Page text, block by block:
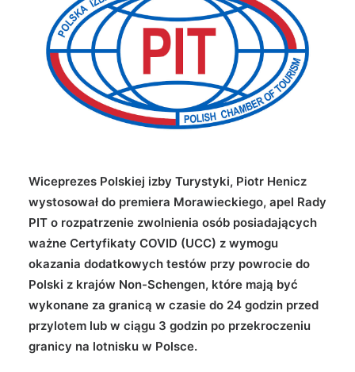
Wyszukiwanie
Wiceprezes Polskiej izby Turystyki, Piotr Henicz
wystosował do premiera Morawieckiego, apel Rady
PIT o rozpatrzenie zwolnienia osób posiadających
ważne Certyfikaty COVID (UCC) z wymogu
okazania dodatkowych testów przy powrocie do
Polski z krajów Non-Schengen, które mają być
wykonane za granicą w czasie do 24 godzin przed
przylotem lub w ciągu 3 godzin po przekroczeniu
granicy na lotnisku w Polsce.